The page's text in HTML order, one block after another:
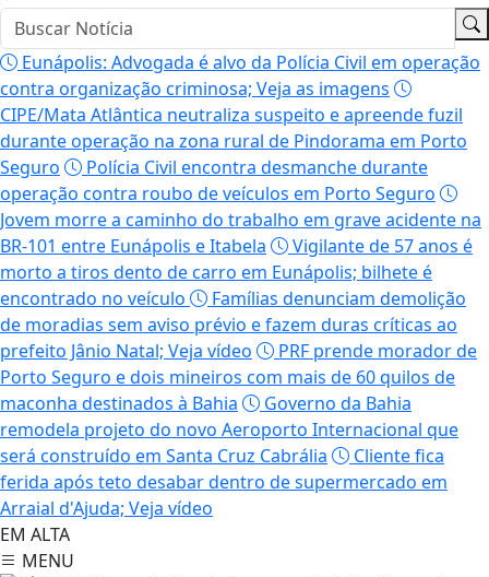
Eunápolis: Advogada é alvo da Polícia Civil em operação
contra organização criminosa; Veja as imagens
CIPE/Mata Atlântica neutraliza suspeito e apreende fuzil
durante operação na zona rural de Pindorama em Porto
Seguro
Polícia Civil encontra desmanche durante
operação contra roubo de veículos em Porto Seguro
Jovem morre a caminho do trabalho em grave acidente na
BR-101 entre Eunápolis e Itabela
Vigilante de 57 anos é
morto a tiros dento de carro em Eunápolis; bilhete é
encontrado no veículo
Famílias denunciam demolição
de moradias sem aviso prévio e fazem duras críticas ao
prefeito Jânio Natal; Veja vídeo
PRF prende morador de
Porto Seguro e dois mineiros com mais de 60 quilos de
maconha destinados à Bahia
Governo da Bahia
remodela projeto do novo Aeroporto Internacional que
será construído em Santa Cruz Cabrália
Cliente fica
ferida após teto desabar dentro de supermercado em
Arraial d'Ajuda; Veja vídeo
EM ALTA
MENU